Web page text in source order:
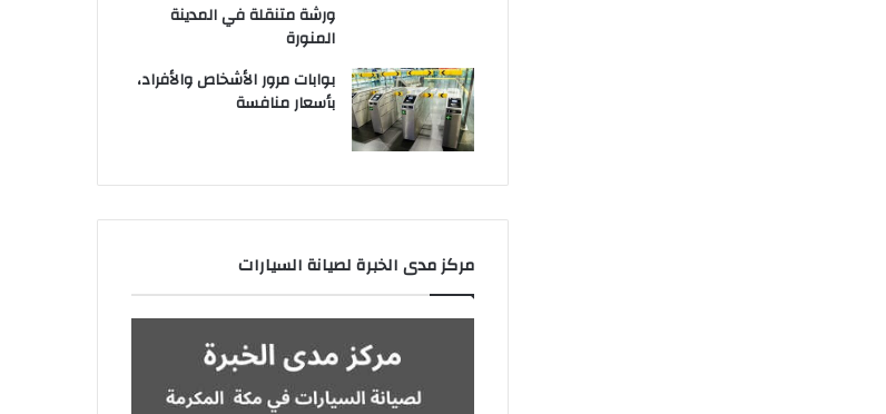
ورشة متنقلة في المدينة
المنورة
بوابات مرور الأشخاص والأفراد،
بأسعار منافسة
مركز مدى الخبرة لصيانة السيارات